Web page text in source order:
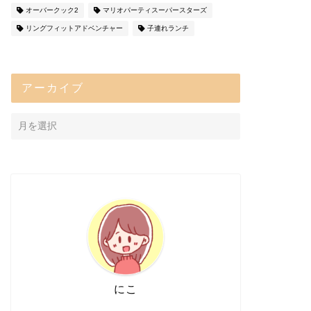
オーバークック2 マリオパーティスーパースターズ
リングフィットアドベンチャー 子連れランチ
アーカイブ
にこ